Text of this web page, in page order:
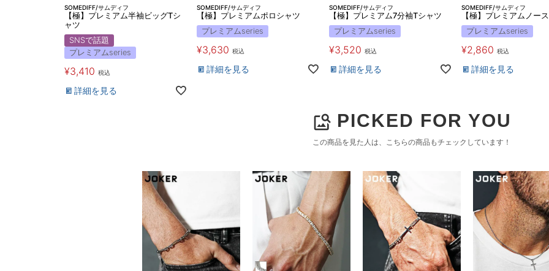
SOMEDIFF/サムディフ
【極】プレミアム半袖ビッグTシ
ャツ
SNSで話題
プレミアムseries
¥3,410 税込
詳細を見る
SOMEDIFF/サムディフ
【極】プレミアムポロシャツ
プレミアムseries
¥3,630 税込
詳細を見る
SOMEDIFF/サムディフ
【極】プレミアム7分袖Tシャツ
プレミアムseries
¥3,520 税込
詳細を見る
SOMEDIFF/サムディフ
【極】プレミアムノー
プレミアムseries
¥2,860 税込
詳細を見る
image_search PICKED FOR YOU
この商品を見た人は、こちらの商品もチェックしています！